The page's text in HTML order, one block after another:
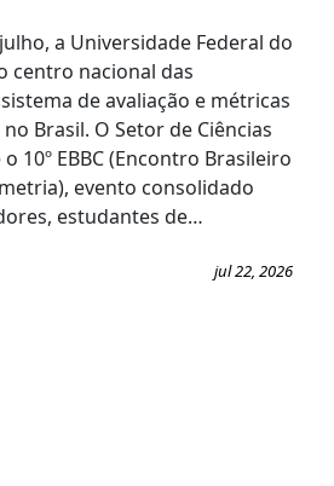
a Universidade Federal do
centro nacional das
de avaliação e métricas
Brasil. O Setor de Ciências
10º EBBC (Encontro Brasileiro
evento consolidado
estudantes de…
jul 22, 2026